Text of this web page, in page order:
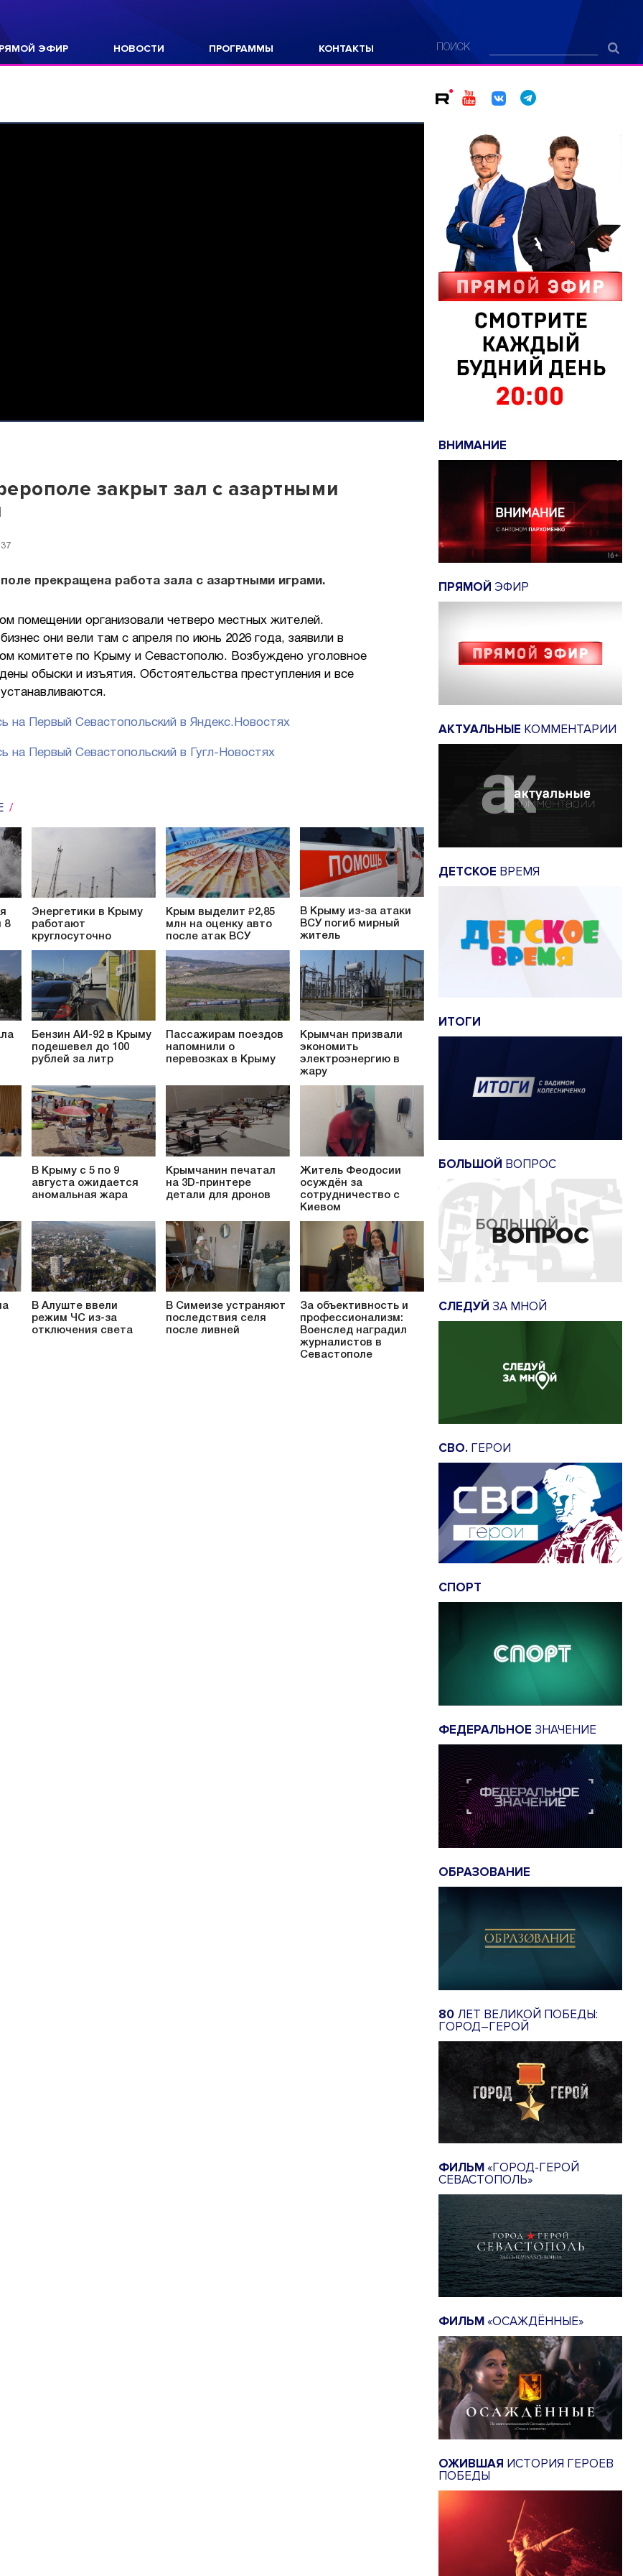
ЭФИР НОВОСТИ ПРОГРАММЫ КОНТАКТЫ ПОИСК
закрыт зал с азартными
прекращена работа зала с азартными играми.
помещении организовали четверо местных жителей.
они вели там с апреля по июнь 2026 года, заявили в
комитете по Крыму и Севастополю. Возбуждено уголовное
обыски и изъятия. Обстоятельства преступления и все
на Первый Севастопольский в Яндекс.Новостях
на Первый Севастопольский в Гугл-Новостях
8
Энергетики в Крыму
работают
круглосуточно
Крым выделит ₽2,85
млн на оценку авто
после атак ВСУ
В Крыму из-за атаки
ВСУ погиб мирный
житель
Бензин АИ-92 в Крыму
подешевел до 100
рублей за литр
Пассажирам поездов
напомнили о
перевозках в Крыму
Крымчан призвали
экономить
электроэнергию в
жару
В Крыму с 5 по 9
августа ожидается
аномальная жара
Крымчанин печатал
на 3D-принтере
детали для дронов
Житель Феодосии
осуждён за
сотрудничество с
Киевом
В Алуште ввели
режим ЧС из-за
отключения света
В Симеизе устраняют
последствия селя
после ливней
За объективность и
профессионализм:
Военслед наградил
журналистов в
Севастополе
ВНИМАНИЕ
ПРЯМОЙ ЭФИР
АКТУАЛЬНЫЕ КОММЕНТАРИИ
ДЕТСКОЕ ВРЕМЯ
ИТОГИ
БОЛЬШОЙ ВОПРОС
СЛЕДУЙ ЗА МНОЙ
СВО. ГЕРОИ
СПОРТ
ФЕДЕРАЛЬНОЕ ЗНАЧЕНИЕ
ОБРАЗОВАНИЕ
80 ЛЕТ ВЕЛИКОЙ ПОБЕДЫ:
ГОРОД–ГЕРОЙ
ФИЛЬМ«ГОРОД-ГЕРОЙ
СЕВАСТОПОЛЬ»
ФИЛЬМ«ОСАЖДЁННЫЕ»
ОЖИВШАЯ ИСТОРИЯ ГЕРОЕВ
ПОБЕДЫ